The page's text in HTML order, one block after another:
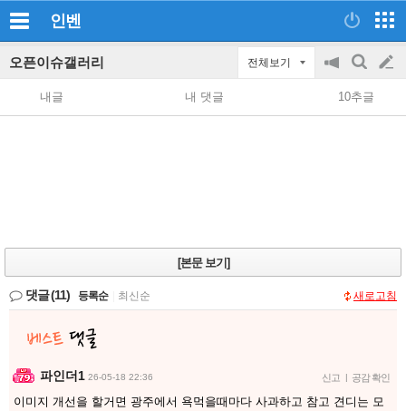
인벤
오픈이슈갤러리 전체보기
공
지
on/off
검
색
글
쓰
내글 내 댓글 10추글
[본문 보기]
댓글(11) 등록순 최신순 새로고침
파인더1 26-05-18 22:36 신고 | 공감 확인
이미지 개선을 할거면 광주에서 욕먹을때마다 사과하고 참고 견디는 모